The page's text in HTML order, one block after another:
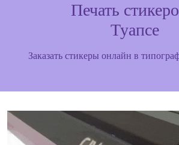
Печать
Туапсе
Заказать стикеры онлайн в